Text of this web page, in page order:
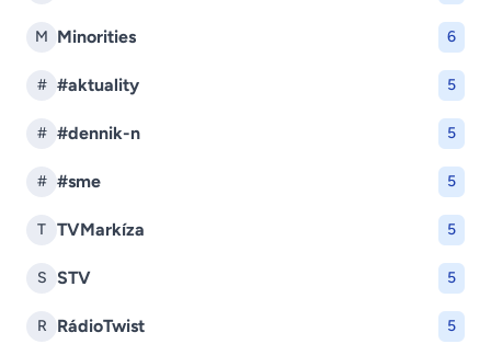
M Minorities 6
# #aktuality 5
# #dennik-n 5
# #sme 5
T TVMarkíza 5
S STV 5
R RádioTwist 5